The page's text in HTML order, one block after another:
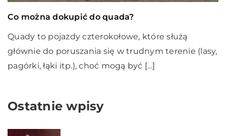
Co można dokupić do quada?
Quady to pojazdy czterokołowe, które służą
głównie do poruszania się w trudnym terenie (lasy,
pagórki, łąki itp.), choć mogą być […]
Ostatnie wpisy